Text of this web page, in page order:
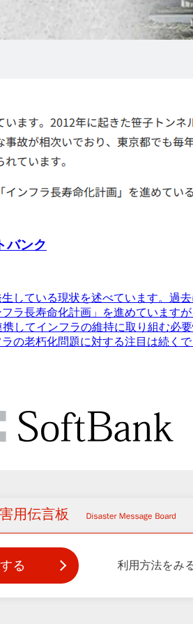
バンク
している現状を述べています。過
ラ長寿命化計画」を進めています
してインフラの維持に取り組む必
の老朽化問題に対する注目は続くで